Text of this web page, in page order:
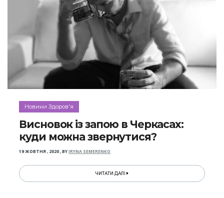
Новини Здоров'я
Висновок із запою в Черкасах:
куди можна звернутися?
19 ЖОВТНЯ , 2020,BYIRYNA SEMERENKO
ЧИТАТИ ДАЛІ